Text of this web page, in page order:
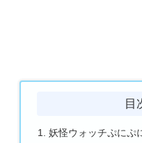
目
妖怪ウォッチぷに